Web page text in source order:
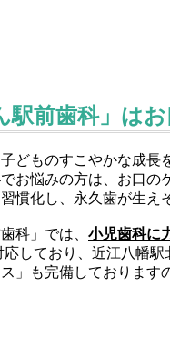
駅前歯科」は
どものすこやかな成長
お悩みの方は、お口の
慣化し、永久歯が生え
科」では、 小児歯科に
しており、近江八幡駅
ス」も完備しております